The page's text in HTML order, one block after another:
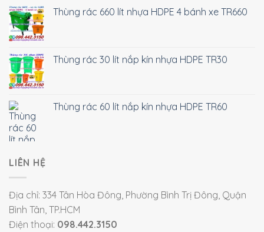
Thùng rác 660 lít nhựa HDPE 4 bánh xe TR660
Thùng rác 30 lít nắp kín nhựa HDPE TR30
Thùng rác 60 lít nắp kín nhựa HDPE TR60
LIÊN HỆ
Địa chỉ: 334 Tân Hòa Đông, Phường Bình Trị Đông, Quận
Bình Tân, TP.HCM
Điện thoại: 098.442.3150